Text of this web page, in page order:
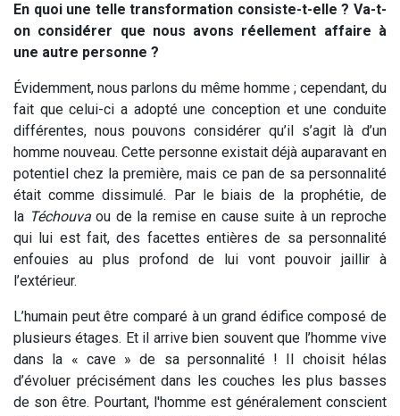
En quoi une telle transformation consiste-t-elle ? Va-t-
on considérer que nous avons réellement affaire à
une autre personne ?
Évidemment, nous parlons du même homme ; cependant, du
fait que celui-ci a adopté une conception et une conduite
différentes, nous pouvons considérer qu’il s’agit là d’un
homme nouveau. Cette personne existait déjà auparavant en
potentiel chez la première, mais ce pan de sa personnalité
était comme dissimulé. Par le biais de la prophétie, de
la Téchouvaou de la remise en cause suite à un reproche
qui lui est fait, des facettes entières de sa personnalité
enfouies au plus profond de lui vont pouvoir jaillir à
l’extérieur.
L’humain peut être comparé à un grand édifice composé de
plusieurs étages. Et il arrive bien souvent que l’homme vive
dans la « cave » de sa personnalité ! Il choisit hélas
d’évoluer précisément dans les couches les plus basses
de son être. Pourtant, l'homme est généralement conscient